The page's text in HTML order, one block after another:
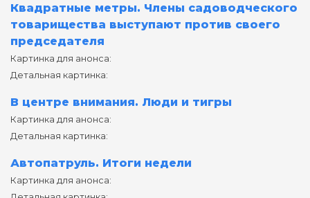
Квадратные метры. Члены садоводческого
товарищества выступают против своего
председателя
Картинка для анонса:
Детальная картинка:
В центре внимания. Люди и тигры
Картинка для анонса:
Детальная картинка:
Автопатруль. Итоги недели
Картинка для анонса: